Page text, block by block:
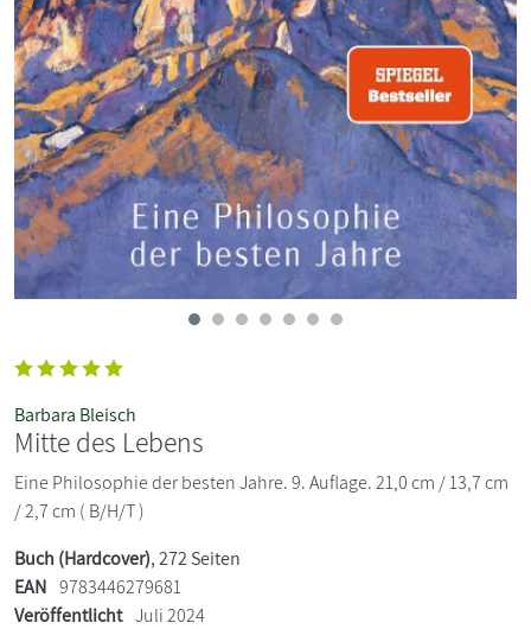
Barbara Bleisch
Mitte des Lebens
Eine Philosophie der besten Jahre. 9. Auflage. 21,0 cm / 13,7 cm
/ 2,7 cm ( B/H/T )
Buch (Hardcover), 272 Seiten
EAN 9783446279681
Veröffentlicht Juli 2024